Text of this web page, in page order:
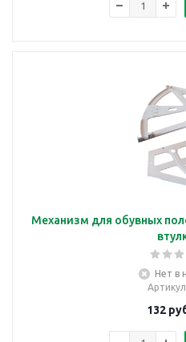
Механизм для обувных
Нет в
Артикул
132